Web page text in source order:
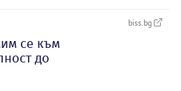
biss.bg
се към
до